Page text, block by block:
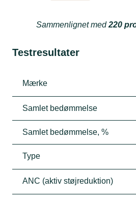
Sammenlignet med220
Testresultater
Mærke
Samlet bedømmelse
Samlet bedømmelse, %
Type
ANC (aktiv støjreduktion)